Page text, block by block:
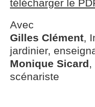
télécharger le
Avec
Gilles Clément,
jardinier,
Monique Sicard,
scénariste